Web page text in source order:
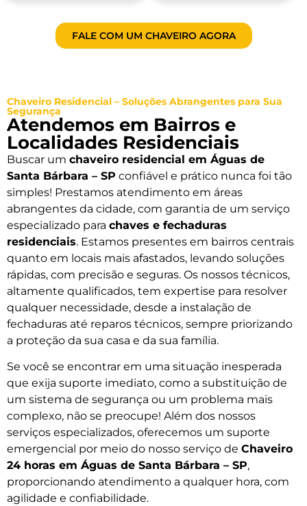
FALE COM UM CHAVEIRO AGORA
Chaveiro Residencial – Soluções Abrangentes para Sua
Segurança
Atendemos em Bairros e
Localidades Residenciais
Buscar um chaveiro residencial em Águas de
Santa Bárbara – SP confiável e prático nunca foi tão
simples! Prestamos atendimento em áreas
abrangentes da cidade, com garantia de um serviço
especializado para chaves e fechaduras
residenciais. Estamos presentes em bairros centrais
quanto em locais mais afastados, levando soluções
rápidas, com precisão e seguras. Os nossos técnicos,
altamente qualificados, tem expertise para resolver
qualquer necessidade, desde a instalação de
fechaduras até reparos técnicos, sempre priorizando
a proteção da sua casa e da sua família.
Se você se encontrar em uma situação inesperada
que exija suporte imediato, como a substituição de
um sistema de segurança ou um problema mais
complexo, não se preocupe! Além dos nossos
serviços especializados, oferecemos um suporte
emergencial por meio do nosso serviço de Chaveiro
24 horas em Águas de Santa Bárbara – SP,
proporcionando atendimento a qualquer hora, com
agilidade e confiabilidade.